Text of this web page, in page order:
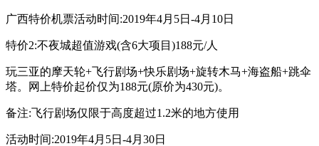
广西特价机票活动时间:2019年4月5日-4月10日
特价2:不夜城超值游戏(含6大项目)188元/人
玩三亚的摩天轮+飞行剧场+快乐剧场+旋转木马+海盗船+跳伞
塔。网上特价起价仅为188元(原价为430元)。
备注:飞行剧场仅限于高度超过1.2米的地方使用
活动时间:2019年4月5日-4月30日